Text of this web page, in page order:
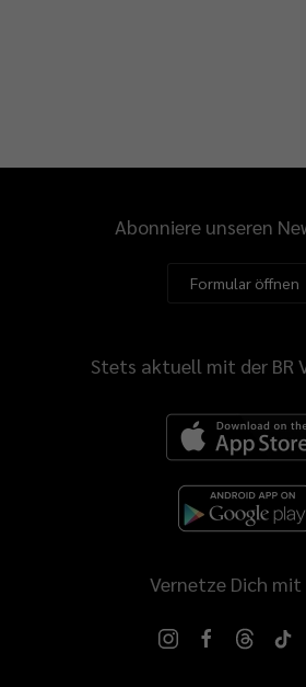
Abonniere unseren
Formular öffnen
Stets aktuell mit der BR
Vernetze Dich mit